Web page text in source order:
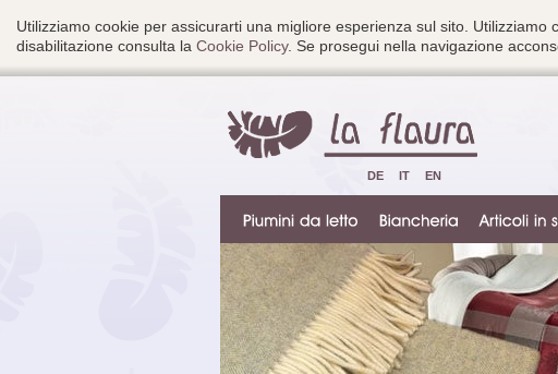
Utilizziamo cookie per assicurarti una migliore esperienza sul sito.
disabilitazione consulta la Cookie Policy. Se prosegui nella navigazione
DE IT EN